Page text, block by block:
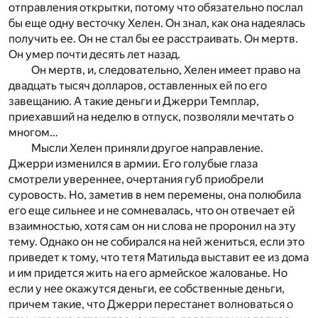
отправления открытки, потому что обязательно послал
бы еще одну весточку Хелен. Он знал, как она надеялась
получить ее. Он не стал бы ее расстраивать. Он мертв.
Он умер почти десять лет назад.
Он мертв, и, следовательно, Хелен имеет право на
двадцать тысяч долларов, оставленных ей по его
завещанию. А такие деньги и Джерри Темплар,
приехавший на неделю в отпуск, позволяли мечтать о
многом…
Мысли Хелен приняли другое направление.
Джерри изменился в армии. Его голубые глаза
смотрели увереннее, очертания губ приобрели
суровость. Но, заметив в нем перемены, она полюбила
его еще сильнее и не сомневалась, что он отвечает ей
взаимностью, хотя сам он ни слова не проронил на эту
тему. Однако он не собирался на ней жениться, если это
приведет к тому, что тетя Матильда выставит ее из дома
и им придется жить на его армейское жалованье. Но
если у нее окажутся деньги, ее собственные деньги,
причем такие, что Джерри перестанет волноваться о